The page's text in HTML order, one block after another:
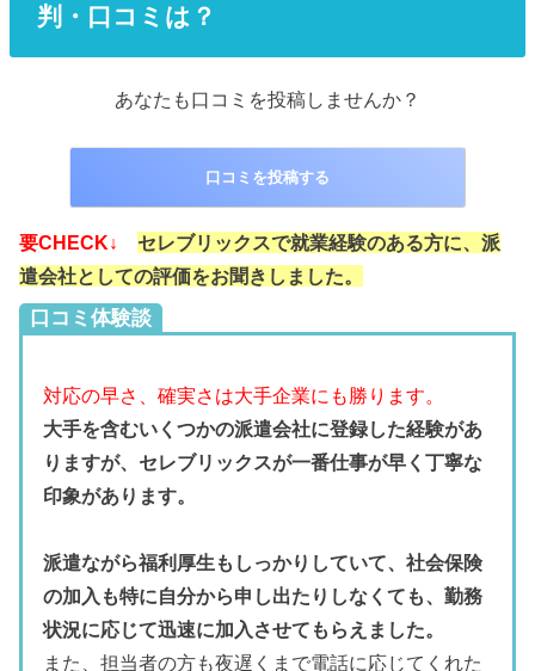
判・口コミは？
あなたも口コミを投稿しませんか？
口コミを投稿する
要CHECK↓
セレブリックスで就業経験のある方に、派
遣会社としての評価をお聞きしました。
口コミ体験談
対応の早さ、確実さは大手企業にも勝ります。
大手を含むいくつかの派遣会社に登録した経験があ
りますが、セレブリックスが一番仕事が早く丁寧な
印象があります。
派遣ながら福利厚生もしっかりしていて、社会保険
の加入も特に自分から申し出たりしなくても、勤務
状況に応じて迅速に加入させてもらえました。
また、担当者の方も夜遅くまで電話に応じてくれた